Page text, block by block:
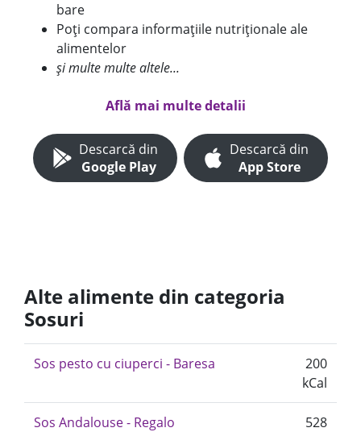
bare
Poți compara informațiile nutriționale ale
alimentelor
și multe multe altele...
Află mai multe detalii
Descarcă din
Google Play
Descarcă din
App Store
Alte alimente din categoria
Sosuri
Sos pesto cu ciuperci - Baresa
200
kCal
Sos Andalouse - Regalo
528